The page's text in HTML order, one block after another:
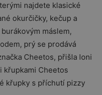
najdete klasické
okurčičky, kečup a
máslem,
prý se prodává
Cheetos, přišla loni
křupkami Cheetos
křupky s příchutí pizzy